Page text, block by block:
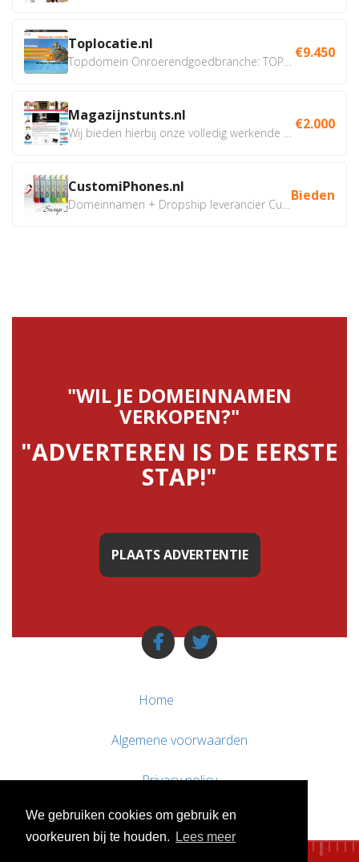
We gebruiken cookies om gebruik en
voorkeuren bij te houden.
Lees meer
Toplocatie.nl €9.450
Magazijnstunts.nl €2.000
CustomiPhones.nl Bieden
"WIL JE DOMEINNAMEN
VERKOPEN?"
"ADVERTEREN IS DE EERSTE
STAP!"
PLAATS ADVERTENTIE
Home
Algemene voorwaarden
Privacy policy
Contact / Support